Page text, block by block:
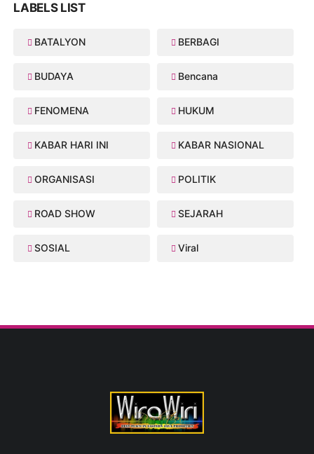
LABELS LIST
BATALYON BERBAGI
BUDAYA Bencana
FENOMENA HUKUM
KABAR HARI INI KABAR NASIONAL
ORGANISASI POLITIK
ROAD SHOW SEJARAH
SOSIAL Viral